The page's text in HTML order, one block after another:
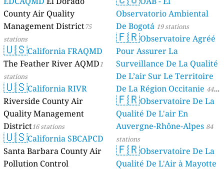
County Air Quality
Management District75
stations
🇺🇸California FRAQMD
The Feather River AQMD1
stations
🇺🇸California RIVR
Riverside County Air
Quality Management
District16 stations
🇺🇸California SBCAPCD
Santa Barbara County Air
Pollution Control
Observatorio Ambiental
De Bogotá 19 stations
🇫🇷Observatoire Agréé
Pour Assurer La
Surveillance De La Qualité
De L’air Sur Le Territoire
De La Région Occitanie 44
stations
🇫🇷Observatoire De La
Qualité De L'air En
Auvergne-Rhône-Alpes 84
stations
🇫🇷Observatoire De La
Qualité De L'Air à Mayotte